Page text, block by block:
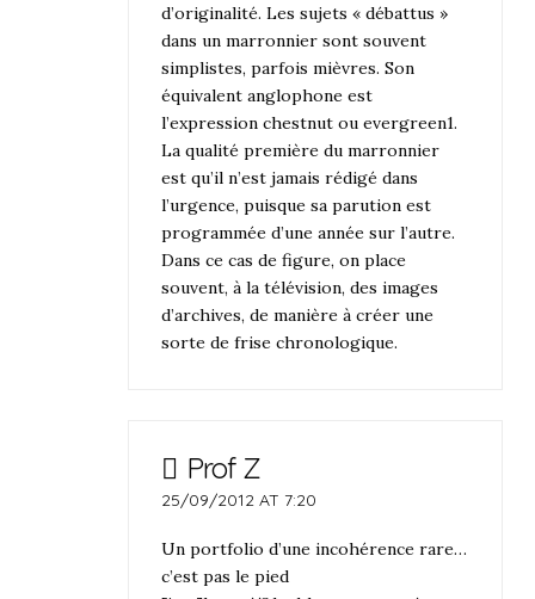
d’originalité. Les sujets « débattus »
dans un marronnier sont souvent
simplistes, parfois mièvres. Son
équivalent anglophone est
l’expression chestnut ou evergreen1.
La qualité première du marronnier
est qu’il n’est jamais rédigé dans
l’urgence, puisque sa parution est
programmée d’une année sur l’autre.
Dans ce cas de figure, on place
souvent, à la télévision, des images
d’archives, de manière à créer une
sorte de frise chronologique.
Prof Z
25/09/2012 AT 7:20
Un portfolio d’une incohérence rare…
c’est pas le pied